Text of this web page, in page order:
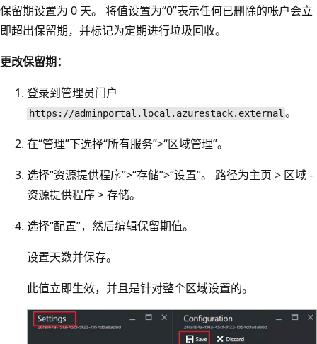
保留期设置为 0 天。 将值设置为“0”表示任何已删除的帐户会立
即超出保留期，并标记为定期进行垃圾回收。
更改保留期：
登录到管理员门户
https://adminportal.local.azurestack.external 。
在“管理”下选择“所有服务”>“区域管理”。
选择“资源提供程序”>“存储”>“设置”。 路径为主页 > 区域 -
资源提供程序 > 存储。
选择“配置”，然后编辑保留期值。
设置天数并保存。
此值立即生效，并且是针对整个区域设置的。